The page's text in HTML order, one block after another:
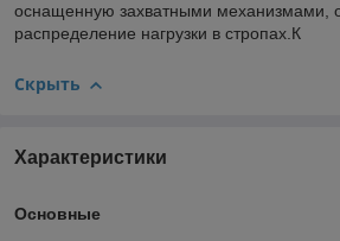
оснащенную захватными механизмами,
распределение нагрузки в стропах.К
Скрыть
Характеристики
Основные